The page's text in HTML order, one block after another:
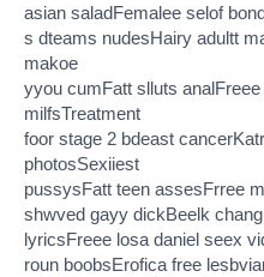
asian saladFemalee selof
s dteams nudesHairy adultt
makoe
yyou cumFatt slluts
milfsTreatment
foor stage 2 bdeast
photosSexiiest
pussysFatt teen assesFrree
shwved gayy dickBeelk
lyricsFreee losa daniel seex
roun boobsErofica free